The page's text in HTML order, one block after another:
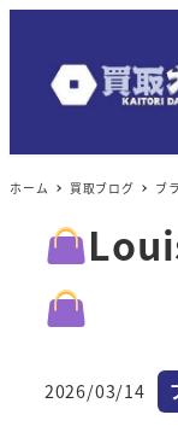
ン
テ
ホーム 買取ブログ ブ
投稿日
2026/03/14